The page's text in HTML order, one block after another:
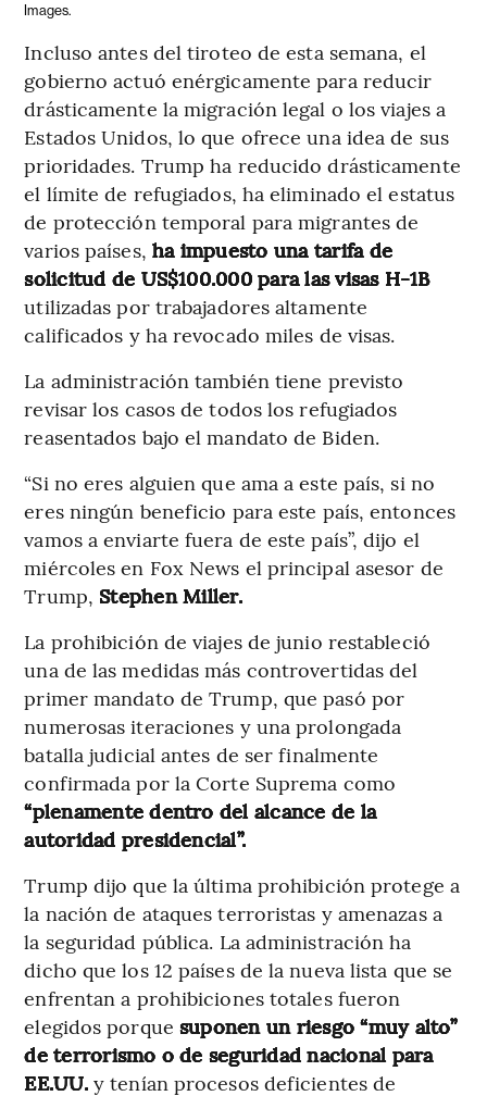
Images.
Incluso antes del tiroteo de esta semana, el
gobierno actuó enérgicamente para reducir
drásticamente la migración legal o los viajes a
Estados Unidos, lo que ofrece una idea de sus
prioridades. Trump ha reducido drásticamente
el límite de refugiados, ha eliminado el estatus
de protección temporal para migrantes de
varios países, ha impuesto una tarifa de
solicitud de US$100.000 para las visas H-1B
utilizadas por trabajadores altamente
calificados y ha revocado miles de visas.
La administración también tiene previsto
revisar los casos de todos los refugiados
reasentados bajo el mandato de Biden.
“Si no eres alguien que ama a este país, si no
eres ningún beneficio para este país, entonces
vamos a enviarte fuera de este país”, dijo el
miércoles en Fox News el principal asesor de
Trump, Stephen Miller.
La prohibición de viajes de junio restableció
una de las medidas más controvertidas del
primer mandato de Trump, que pasó por
numerosas iteraciones y una prolongada
batalla judicial antes de ser finalmente
confirmada por la Corte Suprema como
“plenamente dentro del alcance de la
autoridad presidencial”.
Trump dijo que la última prohibición protege a
la nación de ataques terroristas y amenazas a
la seguridad pública. La administración ha
dicho que los 12 países de la nueva lista que se
enfrentan a prohibiciones totales fueron
elegidos porque suponen un riesgo “muy alto”
de terrorismo o de seguridad nacional para
EE.UU.y tenían procesos deficientes de